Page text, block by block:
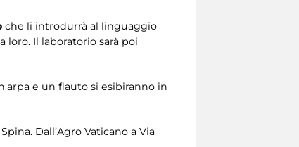
che li introdurrà al linguaggio
Il laboratorio sarà poi
e un flauto si esibiranno in
Spina. Dall’Agro Vaticano a Via